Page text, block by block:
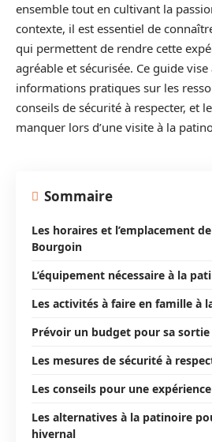
ensemble tout en cultivant la
contexte, il est essentiel de
qui permettent de rendre cette
agréable et sécurisée. Ce guide
informations pratiques sur les
conseils de sécurité à respecter, et
manquer lors d’une visite à la
Sommaire
Les horaires et l’emplacement
Bourgoin
L’équipement nécessaire à la
Les activités à faire en famille à
Prévoir un budget pour sa
Les mesures de sécurité à
Les conseils pour une
Les alternatives à la patinoire
hivernal